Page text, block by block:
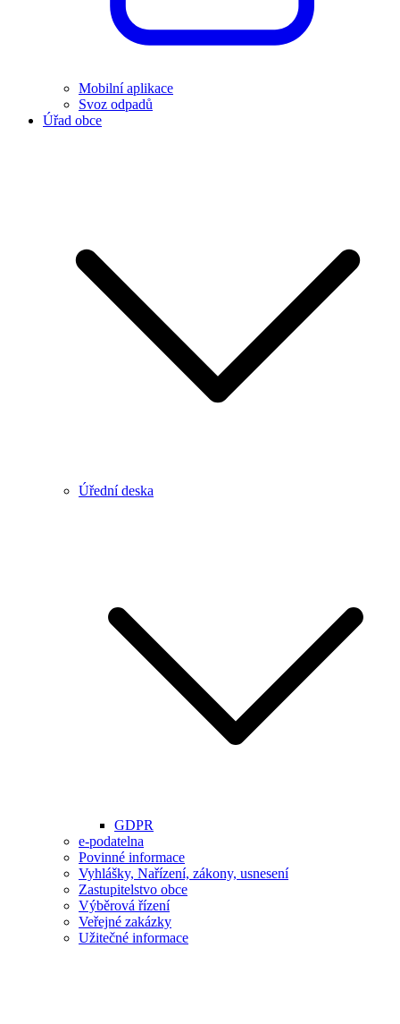
Mobilní aplikace
Svoz odpadů
Úřad obce
Úřední deska
GDPR
e-podatelna
Povinné informace
Vyhlášky, Nařízení, zákony, usnesení
Zastupitelstvo obce
Výběrová řízení
Veřejné zakázky
Užitečné informace